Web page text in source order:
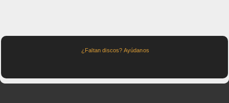
¿Faltan discos? Ayúdanos